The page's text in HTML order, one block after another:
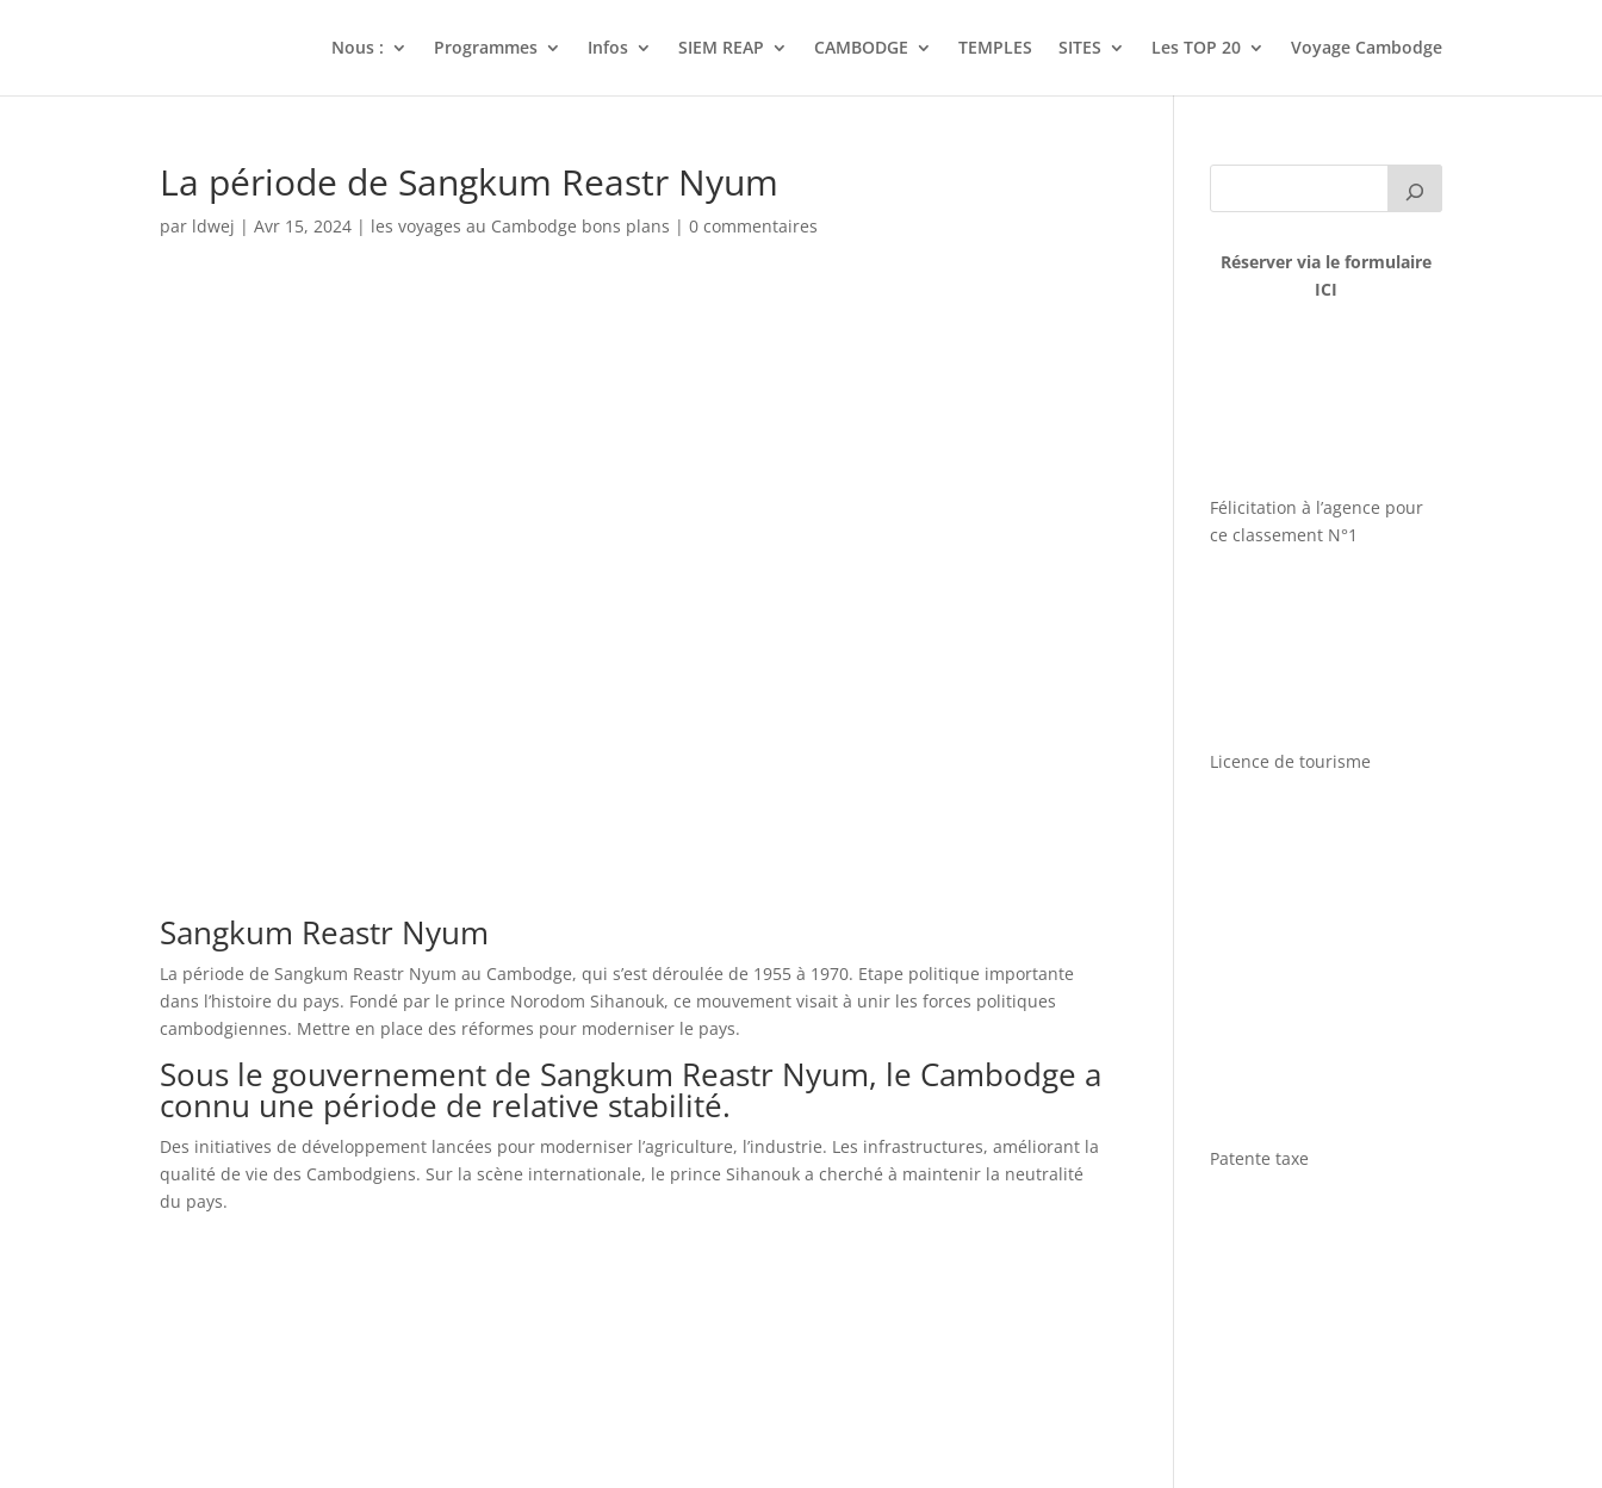
Nous : Programmes Infos SIEM REAP CAMBODGE TEMPLES SITES Les TOP 20 Voyage Cambodge
La période de Sangkum Reastr Nyum
par ldwej |Avr 15, 2024 | les voyages au Cambodge bons plans |0 commentaires
Sangkum Reastr Nyum
La période de Sangkum Reastr Nyum au Cambodge, qui s’est déroulée de 1955 à 1970. Etape politique importante
dans l’histoire du pays. Fondé par le prince Norodom Sihanouk, ce mouvement visait à unir les forces politiques
cambodgiennes. Mettre en place des réformes pour moderniser le pays.
Sous le gouvernement de Sangkum Reastr Nyum, le Cambodge a
connu une période de relative stabilité.
Des initiatives de développement lancées pour moderniser l’agriculture, l’industrie. Les infrastructures, améliorant la
qualité de vie des Cambodgiens. Sur la scène internationale, le prince Sihanouk a cherché à maintenir la neutralité
du pays.
Réserver via le formulaire
ICI
Félicitation à l’agence pour
ce classement N°1
Licence de tourisme
Patente taxe